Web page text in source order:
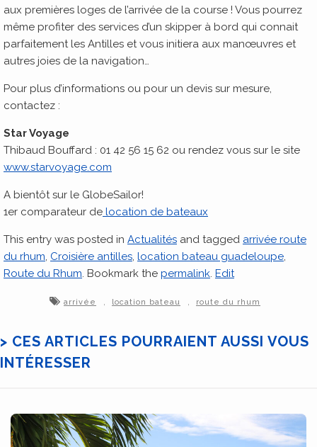
aux premières loges de l’arrivée de la course ! Vous pourrez
même profiter des services d’un skipper à bord qui connait
parfaitement les Antilles et vous initiera aux manœuvres et
autres joies de la navigation…
Pour plus d’informations ou pour un devis sur mesure,
contactez :
Star Voyage
Thibaud Bouffard : 01 42 56 15 62 ou rendez vous sur le site
www.starvoyage.com
A bientôt sur le GlobeSailor!
1er comparateur de location de bateaux
This entry was posted in Actualités and tagged arrivée route
du rhum, Croisière antilles, location bateau guadeloupe,
Route du Rhum. Bookmark the permalink. Edit
arrivée location bateau route du rhum
> CES ARTICLES POURRAIENT AUSSI VOUS
INTÉRESSER